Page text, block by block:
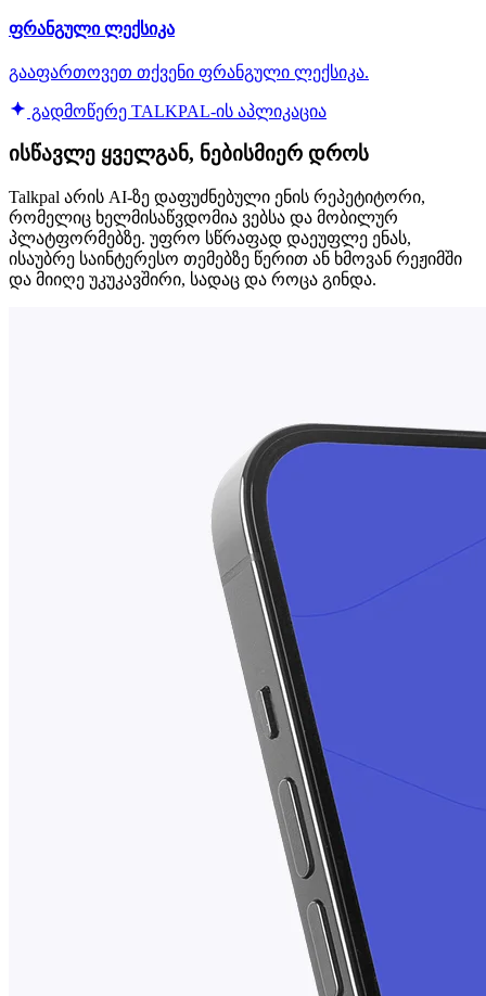
ფრანგული ლექსიკა
გააფართოვეთ თქვენი ფრანგული ლექსიკა.
გადმოწერე TALKPAL-ის აპლიკაცია
ისწავლე ყველგან, ნებისმიერ დროს
Talkpal არის AI-ზე დაფუძნებული ენის რეპეტიტორი,
რომელიც ხელმისაწვდომია ვებსა და მობილურ
პლატფორმებზე. უფრო სწრაფად დაეუფლე ენას,
ისაუბრე საინტერესო თემებზე წერით ან ხმოვან რეჟიმში
და მიიღე უკუკავშირი, სადაც და როცა გინდა.